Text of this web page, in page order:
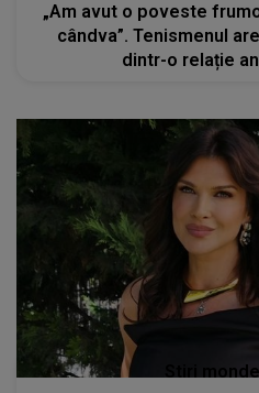
„Am avut o poveste
cândva”. Tenismenul
dintr-o relație
Stiri